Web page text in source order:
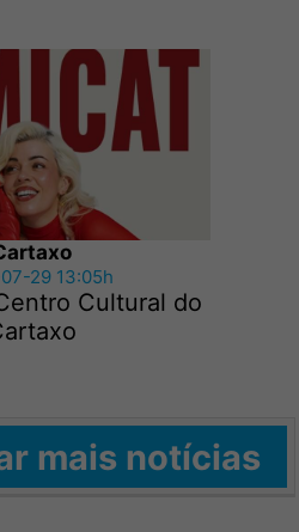
29 13:05h
Cultural do
mais notícias